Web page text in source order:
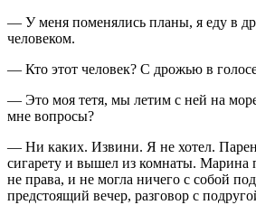
— У меня поменялись планы, я еду в
человеком.
— Кто этот человек? С дрожью в
— Это моя тетя, мы летим с ней на
мне вопросы?
— Ни каких. Извини. Я не хотел.
сигарету и вышел из комнаты. Марина
не права, и не могла ничего с собой
предстоящий вечер, разговор с